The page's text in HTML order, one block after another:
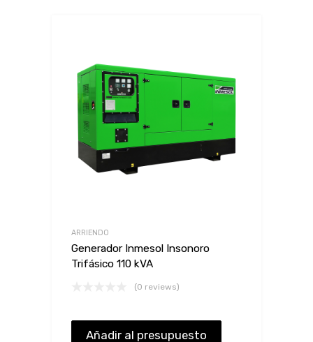
ARRIENDO
Generador Inmesol Insonoro
Trifásico 110 kVA
(0 reviews)
Añadir al presupuesto